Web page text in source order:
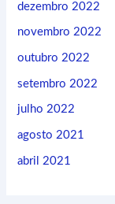
dezembro 2022
novembro 2022
outubro 2022
setembro 2022
julho 2022
agosto 2021
abril 2021